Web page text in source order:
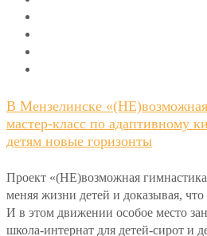
В Мензелинске
мастер-класс по адаптивному
детям новые горизонты
Проект «(НЕ)возможная
меняя жизни детей и доказывая,
И в этом движении особое место
школа-интернат для детей-сирот и